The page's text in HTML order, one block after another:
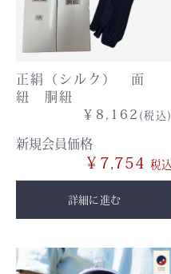
正絹（シルク） 面
紐 胴紐
￥8,162 (税込)
新規会員価格
￥7,754
詳細に進む